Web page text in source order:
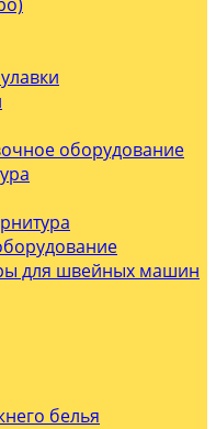
оборудование
для швейных машин
белья